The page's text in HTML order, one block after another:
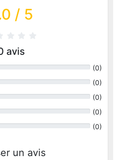
/ 5
avis
(0)
(0)
(0)
(0)
(0)
un avis